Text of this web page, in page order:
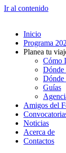
Ir al contenido
Inicio
Programa
Planea tu
Cómo
Dónde
Guías
Amigos del
Noticias
Acerca de
Contactos